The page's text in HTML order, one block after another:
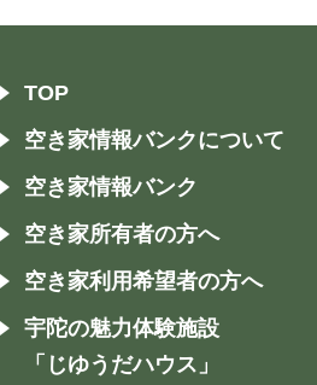
TOP
空き家情報バンクについて
空き家情報バンク
空き家所有者の方へ
空き家利用希望者の方へ
宇陀の魅力体験施設
「じゆうだハウス」